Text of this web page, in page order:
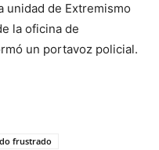
unidad de Extremismo
la oficina de
un portavoz policial.
frustrado